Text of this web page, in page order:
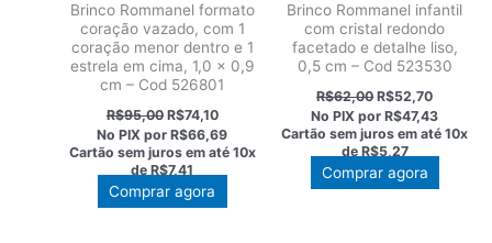
Brinco Rommanel formato
coração vazado, com 1
coração menor dentro e 1
estrela em cima, 1,0 x 0,9
cm – Cod 526801
R$95,00 O
preço
original
era:
R$95,00.
R$74,10O
preço
atual
é:
R$74,10.
No PIX porR$66,69
Cartão sem juros em até 10x
de R$7,41
Comprar agora
Brinco Rommanel infantil
com cristal redondo
facetado e detalhe liso,
0,5 cm – Cod 523530
R$62,00O
preço
original
era:
R$62,00.
R$52,70O
preço
atual
é:
R$52,70.
No PIX porR$47,43
Cartão sem juros em até10x
deR$5,27
Comprar agora